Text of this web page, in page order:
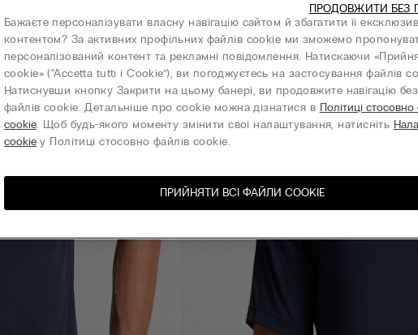
Бажаєте персоналізувати власну навігацію сайтом й збагатити її
контентом? За активних профільних файлів cookie ми зможемо
персоналізований контент та рекламні повідомлення. Натискаючи
cookie» (“Accetta tutti i Cookie”), ви погоджуєтесь на застосування файлів
Натиснувши кнопку Закрити на цьому банері, ви продовжите навігацію без
файлів cookie. Детальніше про cookie можна дізнатися в Політиці стосовно
cookie. Щоб будь-якого моменту змінити свої налаштування, натисніть
cookie у Політиці стосовно файлів cookie.
ПРИЙНЯТИ ВСІ ФАЙЛИ СOOKIE
ПРОДОВЖИТИ БЕЗ